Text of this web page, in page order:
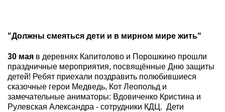
"Должны смеяться дети и в мирном мире жить"
30 мая в деревнях Капитолово и Порошкино прошли
праздничные мероприятия, посвящённые Дню защиты
детей! Ребят приехали поздравить полюбившиеся
сказочные герои Медведь, Кот Леопольд и
замечательные аниматоры: Вдовиченко Кристина и
Рулевская Александра - сотрудники КДЦ. Дети